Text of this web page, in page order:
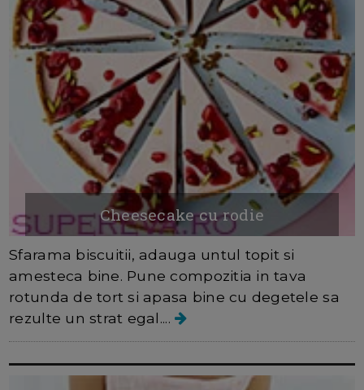
Cheesecake cu rodie
Sfarama biscuitii, adauga untul topit si
amesteca bine. Pune compozitia in tava
rotunda de tort si apasa bine cu degetele sa
rezulte un strat egal....